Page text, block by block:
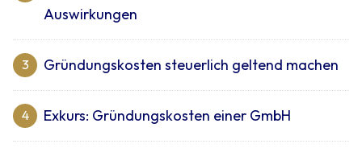
Auswirkungen
3 Gründungskosten steuerlich geltend machen
4 Exkurs: Gründungskosten einer GmbH